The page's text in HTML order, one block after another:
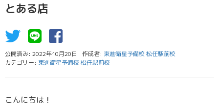
とある店
公開済み: 2022年10月20日 作成者: 東進衛星予備校 松任駅前校
カテゴリー: 東進衛星予備校 松任駅前校
こんにちは！